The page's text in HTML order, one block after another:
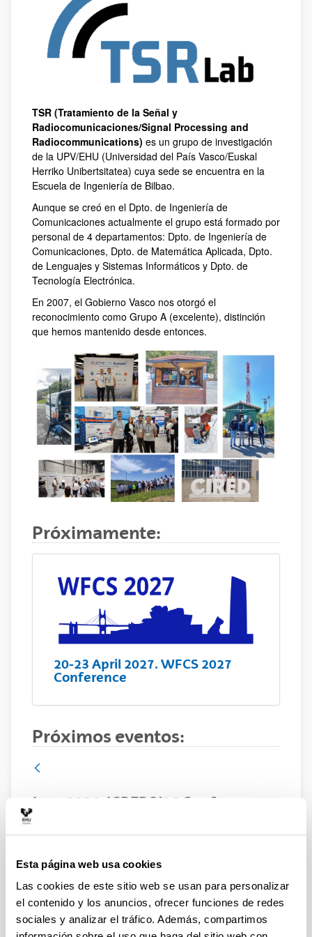
Esta página web usa cookies
Las cookies de este sitio web se usan para personalizar
el contenido y los anuncios, ofrecer funciones de redes
sociales y analizar el tráfico. Además, compartimos
TSR (Tratamiento de la Señal y
Radiocomunicaciones/Signal Processing and
Radiocommunications) es un grupo de investigación
de la UPV/EHU (Universidad del País Vasco/Euskal
Herriko Unibertsitatea) cuya sede se encuentra en la
Escuela de Ingeniería de Bilbao.
Aunque se creó en el Dpto. de Ingeniería de
Comunicaciones actualmente el grupo está formado por
personal de 4 departamentos: Dpto. de Ingeniería de
Comunicaciones, Dpto. de Matemática Aplicada, Dpto.
de Lenguajes y Sistemas Informáticos y Dpto. de
Tecnología Electrónica.
En 2007, el Gobierno Vasco nos otorgó el
reconocimiento como Grupo A (excelente), distinción
que hemos mantenido desde entonces.
Próximamente:
20-23 April 2027. WFCS 2027
Conference
Próximos eventos:
June 2026. ICREPQ'26 Conference.